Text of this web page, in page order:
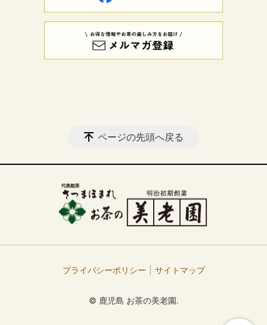
ページの先頭へ戻る
プライバシーポリシー サイトマップ
© 鹿児島 お茶の美老園.